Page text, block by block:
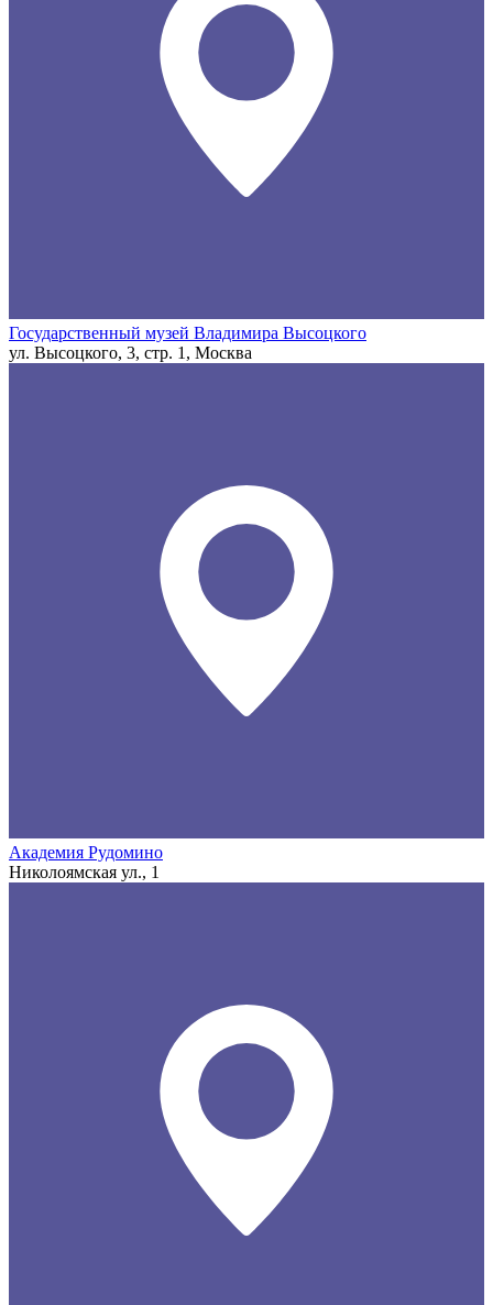
Государственный музей Владимира Высоцкого
ул. Высоцкого, 3, стр. 1, Москва
Академия Рудомино
Николоямская ул., 1